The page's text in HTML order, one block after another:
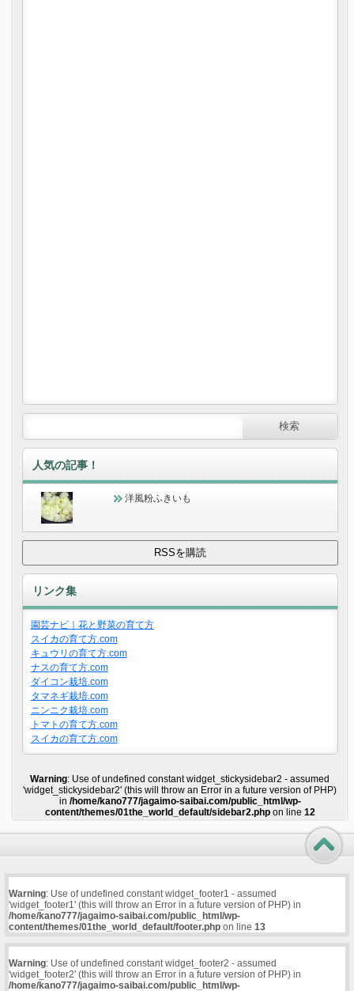
人気の記事！
洋風粉ふきいも
リンク集
園芸ナビ｜花と野菜の育て方
スイカの育て方.com
キュウリの育て方.com
ナスの育て方.com
ダイコン栽培.com
タマネギ栽培.com
ニンニク栽培.com
トマトの育て方.com
スイカの育て方.com
Warning: Use of undefined constant widget_stickysidebar2 - assumed
'widget_stickysidebar2' (this will throw an Error in a future version of PHP)
in /home/kano777/jagaimo-saibai.com/public_html/wp-
content/themes/01the_world_default/sidebar2.phpon line 12
Warning: Use of undefined constant widget_footer1 - assumed
'widget_footer1' (this will throw an Error in a future version of PHP) in
/home/kano777/jagaimo-saibai.com/public_html/wp-
content/themes/01the_world_default/footer.phpon line 13
Warning: Use of undefined constant widget_footer2 - assumed
'widget_footer2' (this will throw an Error in a future version of PHP) in
/home/kano777/jagaimo-saibai.com/public_html/wp-